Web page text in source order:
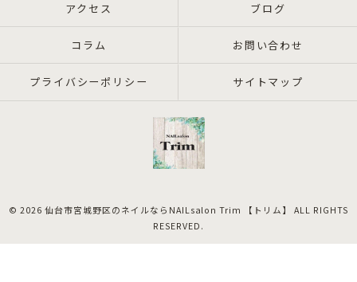
アクセス ブログ
コラム お問い合わせ
プライバシーポリシー サイトマップ
© 2026 仙台市宮城野区のネイルならNAILsalon Trim 【トリム】 ALL RIGHTS
RESERVED.